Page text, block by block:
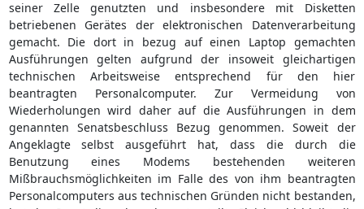
seiner Zelle genutzten und insbesondere mit Disketten
betriebenen Gerätes der elektronischen Datenverarbeitung
gemacht. Die dort in bezug auf einen Laptop gemachten
Ausführungen gelten aufgrund der insoweit gleichartigen
technischen Arbeitsweise entsprechend für den hier
beantragten Personalcomputer. Zur Vermeidung von
Wiederholungen wird daher auf die Ausführungen in dem
genannten Senatsbeschluss Bezug genommen. Soweit der
Angeklagte selbst ausgeführt hat, dass die durch die
Benutzung eines Modems bestehenden weiteren
Mißbrauchsmöglichkeiten im Falle des von ihm beantragten
Personalcomputers aus technischen Gründen nicht bestanden,